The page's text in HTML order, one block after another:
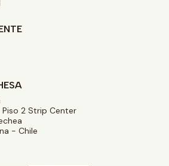
Piso 2 Strip Center
- Chile